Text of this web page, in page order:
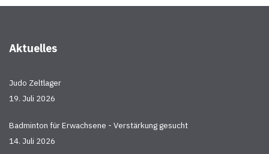
Aktuelles
Judo Zeltlager
19. Juli 2026
Badminton für Erwachsene - Verstärkung gesucht
14. Juli 2026